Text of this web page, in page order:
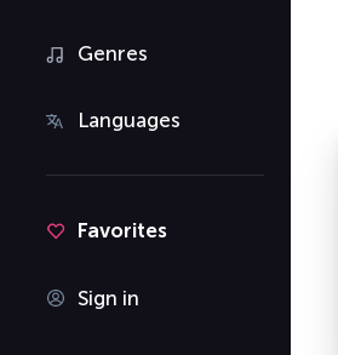
Genres
Languages
Favorites
Sign in